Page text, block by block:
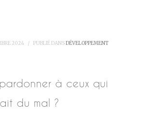
2024 / PUBLIÉ DANSDÉVELOPPEMENT
à ceux qui
du mal ?